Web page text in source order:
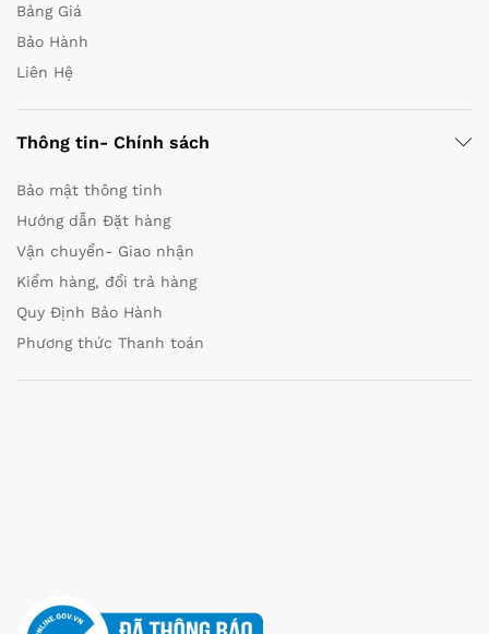
Bảng Giá
Bảo Hành
Liên Hệ
Thông tin- Chính sách
Bảo mật thông tinh
Hướng dẫn Đặt hàng
Vận chuyển- Giao nhận
Kiểm hàng, đổi trả hàng
Quy Định Bảo Hành
Phương thức Thanh toán